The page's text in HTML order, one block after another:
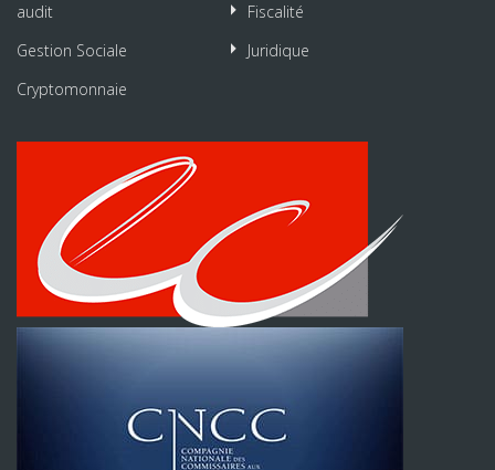
audit
Fiscalité
Gestion Sociale
Juridique
Cryptomonnaie